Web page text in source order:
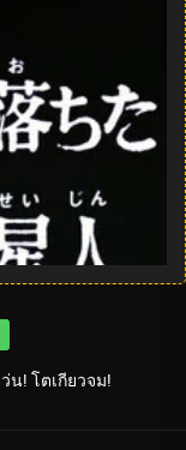
น! โตเกียวจม!